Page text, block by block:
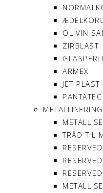
OLIVIN
ZIRBLAST
ARMEX
JET PLAST
TRÅD TIL